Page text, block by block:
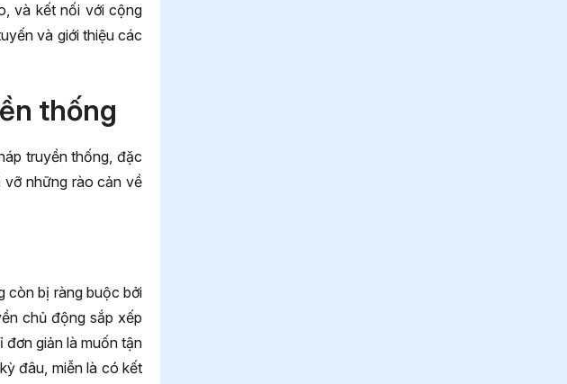
và kết nối với cộng
và giới thiệu các
thống
truyền thống, đặc
vỡ những rào cản về
còn bị ràng buộc bởi
chủ động sắp xếp
đơn giản là muốn tận
đâu, miễn là có kết